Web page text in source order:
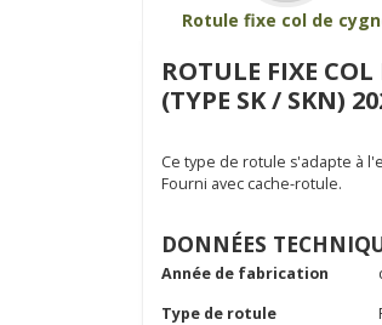
Rotule fixe col de
ROTULE FIXE
(TYPE SK / SKN)
Ce type de rotule s'adapte à
Fourni avec cache-rotule.
DONNÉES
Année de fabrication
Type de rotule